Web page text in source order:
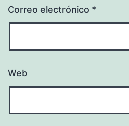
Correo electrónico *
Web